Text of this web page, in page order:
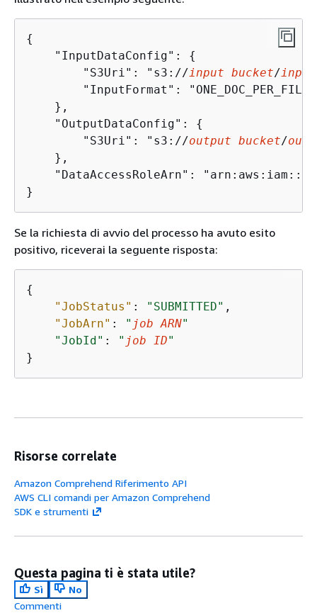
{
    "InputDataConfig":
{
        "S3Uri": "s3://
input bucket/
        "InputFormat": "ONE_DOC_PER_FILE"
    },
    "OutputDataConfig":
{
        "S3Uri": "s3://
output bucket/
    },
    "DataAccessRoleArn": "arn:aws:iam::
}
Se la richiesta di avvio del processo ha avuto esito
positivo, riceverai la seguente risposta:
{
"JobStatus" : "SUBMITTED" ,
"JobArn" : " job ARN"
"JobId" : " job ID"
}
Risorse correlate
Amazon Comprehend Riferimento API
AWS CLI comandi per Amazon Comprehend
SDK e strumenti
Questa pagina ti è stata utile?
Sì
No
Commenti